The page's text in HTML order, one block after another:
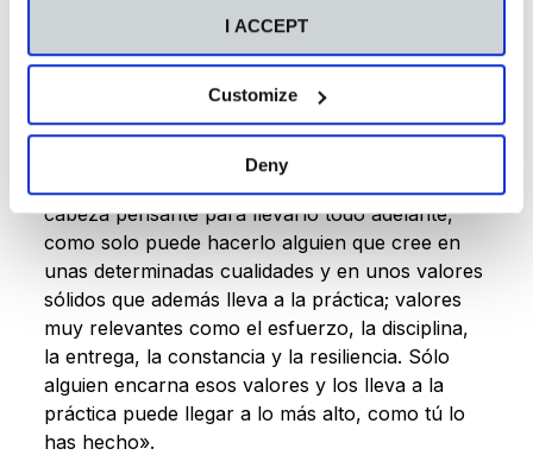
I ACCEPT
Customize
Deny
, destaca que «sin duda, Alejandra es un
nuevas generaciones, Todo lo que ha logrado es
posible desde dos bases fundamentales, la
familia y la educación, pero quien lo ha
conseguido es ella individualmente, con el
cabeza pensante para llevarlo todo adelante,
como solo puede hacerlo alguien que cree en
unas determinadas cualidades y en unos valores
sólidos que además lleva a la práctica; valores
muy relevantes como el esfuerzo, la disciplina,
la entrega, la constancia y la resiliencia. Sólo
alguien encarna esos valores y los lleva a la
práctica puede llegar a lo más alto, como tú lo
has hecho».